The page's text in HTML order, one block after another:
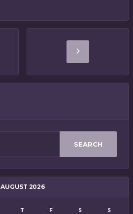
SEARCH
AUGUST 2026
T F S S